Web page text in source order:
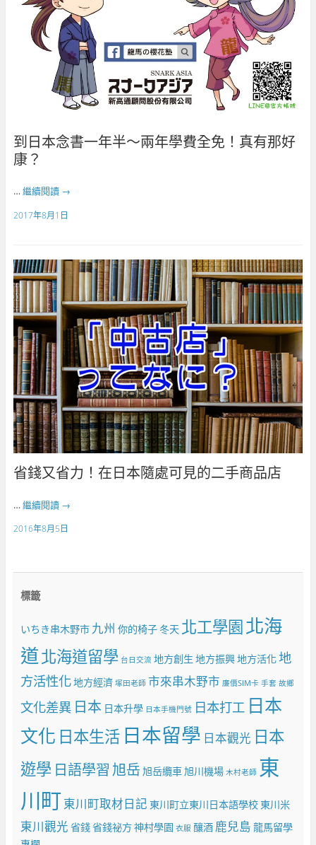
到日本念書一年半～兩年學費全免！真有那好
康？
… 繼續閱讀 →
2017年8月1日
省錢又省力！在日本隨處可見的二手商品店
… 繼續閱讀 →
2016年8月5日
標籤
いちき串木野市 九州 你的椅子冬天 北工學園北海
道北海道留學 台日交流 地方創生 地方振興地方活化地
方活性化地方經濟 塚田老師 市來串木野市 廉價SIM卡 手套 故鄉
文化差異 日本 日本升學 日本手機門號 日本打工 日本
文化 日本生活 日本留學 日本觀光 日本
遊學 日語學習旭岳 旭岳纜車旭川機場 木村老師 東
川町東川町取材日記 東川町立東川日本語學校 東川米
東川觀光 省錢省錢祕方神村學園 衣服 釀酒 鹿兒島 龍馬留學